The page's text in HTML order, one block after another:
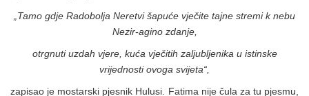
„Tamo gdje Radobolja Neretvi šapuće vječite tajne stremi k nebu
Nezir-agino zdanje,
otrgnuti uzdah vjere, kuća vječitih zaljubljenika u istinske
vrijednosti ovoga svijeta“,
zapisao je mostarski pjesnik Hulusi. Fatima nije čula za tu pjesmu,